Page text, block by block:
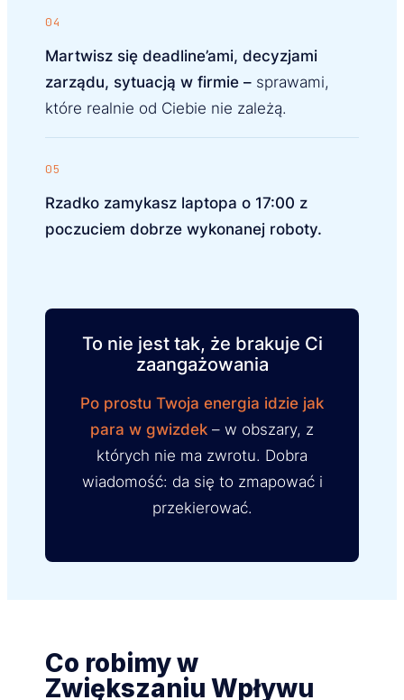
04
Martwisz się deadline’ami, decyzjami
zarządu, sytuacją w firmie – sprawami,
które realnie od Ciebie nie zależą.
05
Rzadko zamykasz laptopa o 17:00 z
poczuciem dobrze wykonanej roboty.
To nie jest tak, że brakuje Ci
zaangażowania
Po prostu Twoja energia idzie jak
para w gwizdek – w obszary, z
których nie ma zwrotu. Dobra
wiadomość: da się to zmapować i
przekierować.
Co robimy w
Zwiększaniu Wpływu